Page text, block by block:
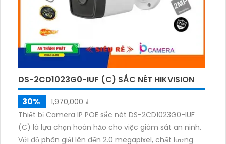
DS-2CD1023G0-IUF (C) SẮC NÉT HIKVISION
30%
1,970,000 ₫
Thiết bị Camera IP POE sắc nét DS-2CD1023G0-IUF
(C) là lựa chọn hoàn hảo cho việc giám sát an ninh.
Với độ phân giải lên đến 2.0 megapixel, chất lượng